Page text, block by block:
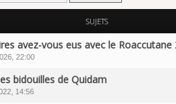
SUJETS
avez-vous eus avec le Roaccutane
22:00
bidouilles de Quidam
14:56